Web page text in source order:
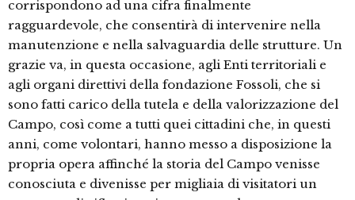
corrispondono ad una cifra finalmente
ragguardevole, che consentirà di intervenire nella
manutenzione e nella salvaguardia delle strutture. Un
grazie va, in questa occasione, agli Enti territoriali e
agli organi direttivi della fondazione Fossoli, che si
sono fatti carico della tutela e della valorizzazione del
Campo, così come a tutti quei cittadini che, in questi
anni, come volontari, hanno messo a disposizione la
propria opera affinché la storia del Campo venisse
conosciuta e divenisse per migliaia di visitatori un